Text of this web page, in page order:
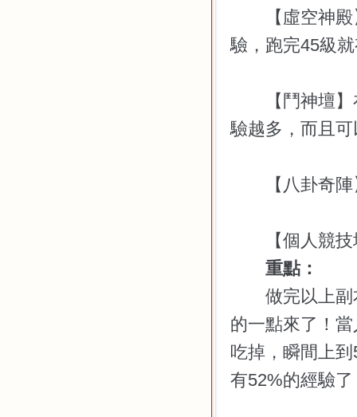
【虛空神殿
驗，跑完45級
【鬥神壇】在
驗越多，而且
【八卦奇陣
【個人競技
重點：
做完以上副
的一點來了！
吃掉，瞬間上到
有52%的經驗